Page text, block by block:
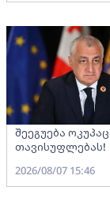
შეეგუება
თავისუფლებას!
2026/08/07 15:46